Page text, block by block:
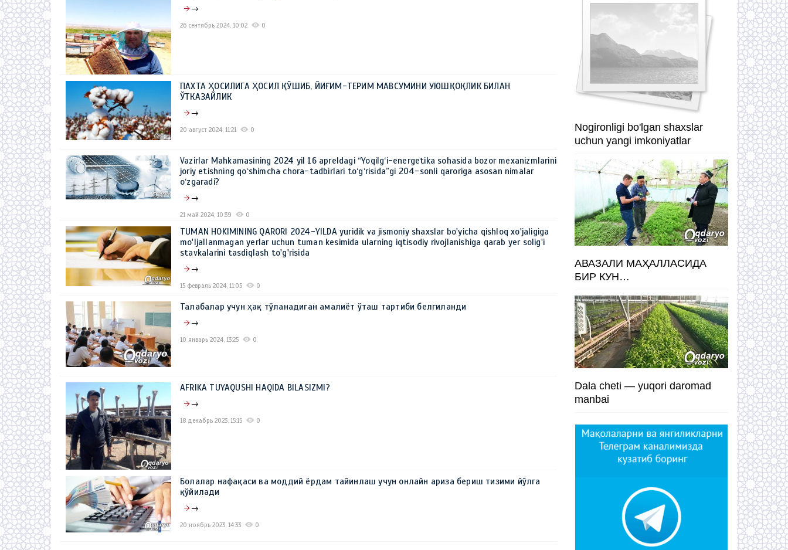
→
26 сентябрь 2024, 10:02 0
ПАХТА ҲОСИЛИГА ҲОСИЛ ҚЎШИБ, ЙИҒИМ-ТЕРИМ МАВСУМИНИ УЮШҚОҚЛИК БИЛАН
ЎТКАЗАЙЛИК
→
20 август 2024, 11:21 0
Vazirlar Mahkamasining 2024 yil 16 apreldagi “Yoqilg‘i-energetika sohasida bozor mexanizmlarini
joriy etishning qo‘shimcha chora-tadbirlari to‘g‘risida”gi 204-sonli qaroriga asosan nimalar
o‘zgaradi?
→
21 май 2024, 10:39 0
TUMAN HOKIMINING QARORI 2024-YILDA yuridik va jismoniy shaxslar bo'yicha qishloq xo'jaligiga
mo'ljallanmagan yerlar uchun tuman kesimida ularning iqtisodiy rivojlanishiga qarab yer solig'i
stavkalarini tasdiqlash to'g'risida
→
15 февраль 2024, 11:05 0
Талабалар учун ҳақ тўланадиган амалиёт ўташ тартиби белгиланди
→
10 январь 2024, 13:25 0
AFRIKA TUYAQUSHI HAQIDA BILASIZMI?
→
18 декабрь 2023, 15:15 0
Болалар нафақаси ва моддий ёрдам тайинлаш учун онлайн ариза бериш тизими йўлга
қўйилади
→
20 ноябрь 2023, 14:33 0
Nogironligi bo'lgan shaxslar
uchun yangi imkoniyatlar
АВАЗАЛИ МАҲАЛЛАСИДА
БИР КУН…
Dala cheti — yuqori daromad
manbai